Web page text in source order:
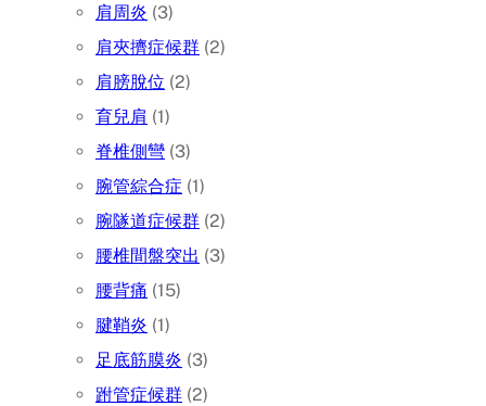
肩周炎 (3)
肩夾擠症候群 (2)
肩膀脫位 (2)
育兒肩 (1)
脊椎側彎 (3)
腕管綜合症 (1)
腕隧道症候群 (2)
腰椎間盤突出 (3)
腰背痛 (15)
腱鞘炎 (1)
足底筋膜炎 (3)
跗管症候群 (2)